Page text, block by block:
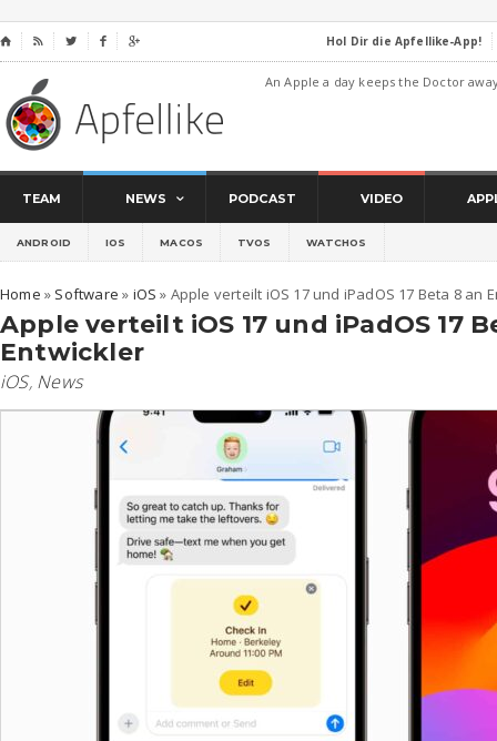
⌂     Hol Dir die Apfellike-App!
An Apple a day keeps the Doctor
TEAM NEWS PODCAST VIDEO
ANDROID IOS MACOS TVOS WATCHOS
Home » Software » iOS » Apple verteilt iOS 17 und iPadOS 17 Beta 8 an
Apple verteilt iOS 17 und iPadOS 17
Entwickler
iOS, News